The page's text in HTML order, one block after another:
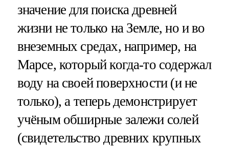
значение для поиска древней
жизни не только на Земле, но и во
внеземных средах, например, на
Марсе, который когда-то содержал
воду на своей поверхности (и не
только), а теперь демонстрирует
учёным обширные залежи солей
(свидетельство древних крупных